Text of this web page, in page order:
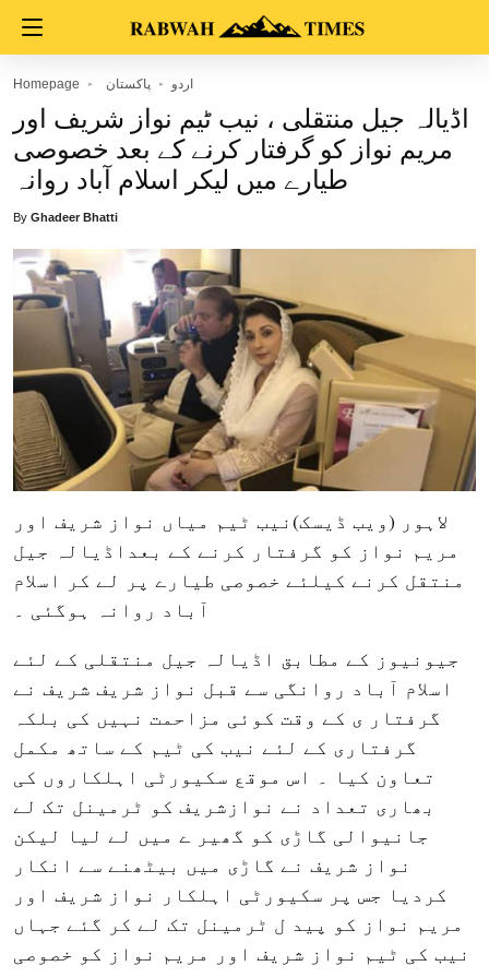
Homepage اردو پاکستان
اڈیالہ جیل منتقلی ، نیب ٹیم نواز شریف اور
مریم نواز کو گرفتار کرنے کے بعد خصوصی
طیارے میں لیکر اسلام آباد روانہ
By Ghadeer Bhatti
لاہور (ویب ڈیسک)نیب ٹیم میاں نواز شریف اور
مریم نواز کو گرفتار کرنے کے بعداڈیالہ جیل
منتقل کرنے کیلئے خصوصی طیارے پر لے کر اسلام
آباد روانہ ہوگئی ۔
جیونیوز کے مطابق اڈیالہ جیل منتقلی کے لئے
اسلام آباد روانگی سے قبل نواز شریف شریف نے
گرفتار ی کے وقت کوئی مزاحمت نہیں کی بلکہ
گرفتاری کے لئے نیب کی ٹیم کے ساتھ مکمل
تعاون کیا ۔ اس موقع سکیورٹی اہلکاروں کی
بھاری تعداد نے نوازشریف کو ٹرمینل تک لے
جانیوالی گاڑی کو گھیر ے میں لے لیا لیکن
نواز شریف نے گاڑی میں بیٹھنے سے انکار
کردیا جس پر سکیورٹی اہلکار نواز شریف اور
مریم نواز کو پید ل ٹرمینل تک لے کر گئے جہاں
نیب کی ٹیم نواز شریف اور مریم نواز کو خصوصی